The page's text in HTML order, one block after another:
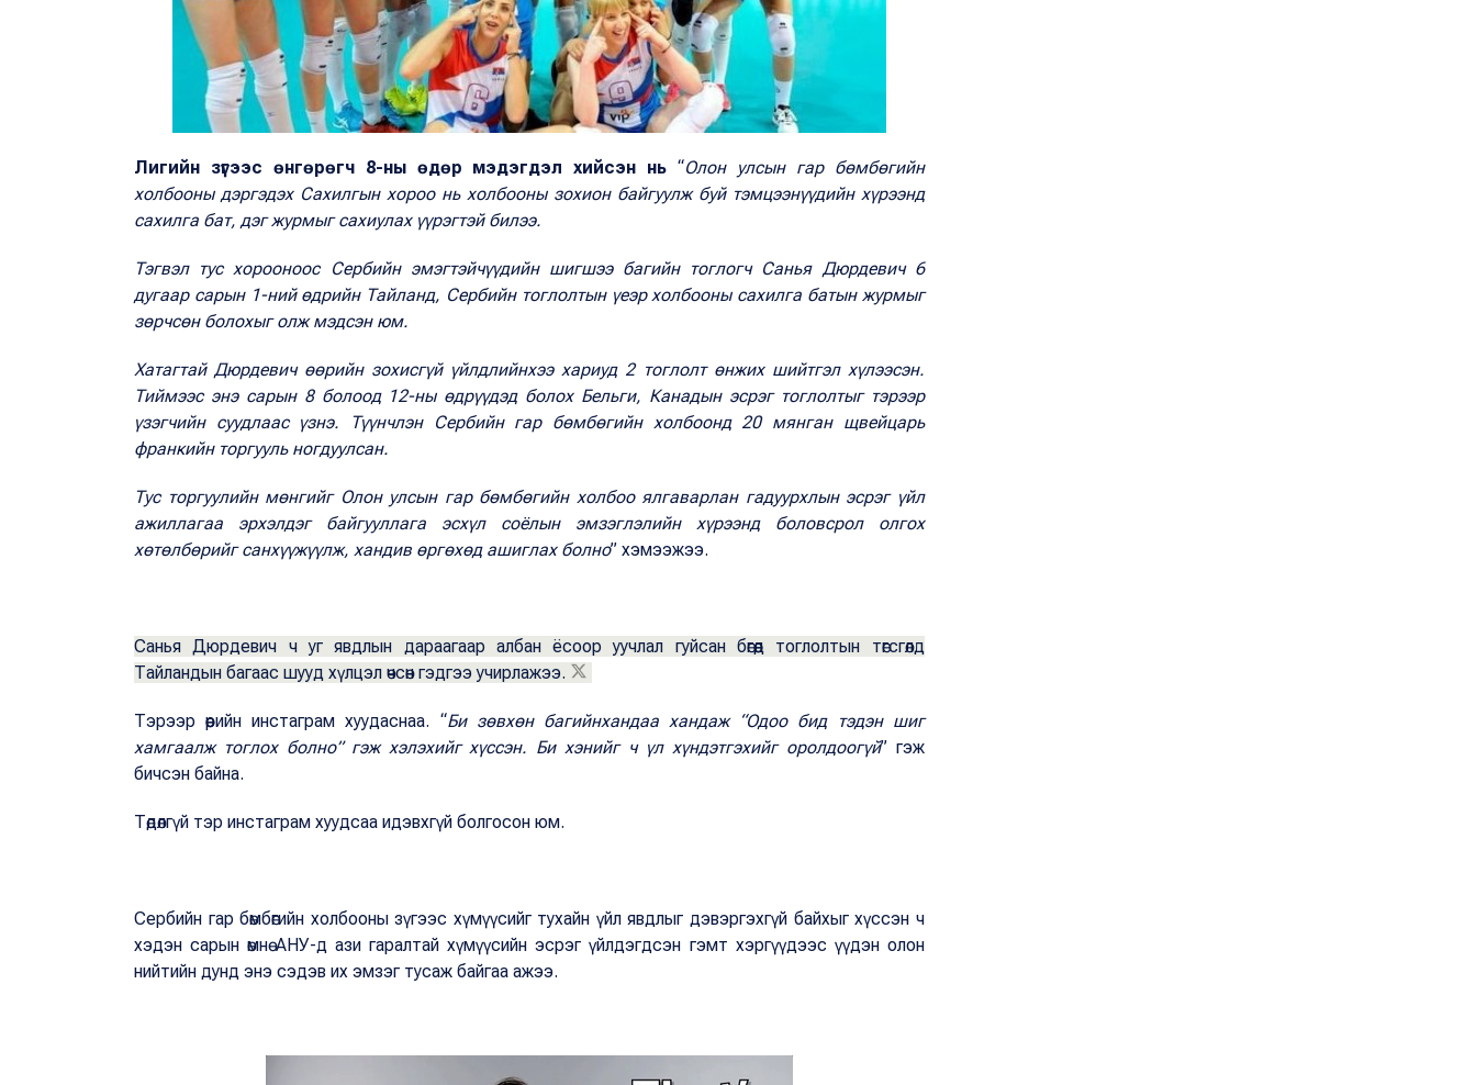
Лигийн зүгээс өнгөрөгч 8-ны өдөр мэдэгдэл хийсэн нь “Олон улсын гар бөмбөгийн
холбооны дэргэдэх Сахилгын хороо нь холбооны зохион байгуулж буй тэмцээнүүдийн хүрээнд
сахилга бат, дэг журмыг сахиулах үүрэгтэй билээ.
Тэгвэл тус хорооноос Сербийн эмэгтэйчүүдийн шигшээ багийн тоглогч Санья Дюрдевич 6
дугаар сарын 1-ний өдрийн Тайланд, Сербийн тоглолтын үеэр холбооны сахилга батын журмыг
зөрчсөн болохыг олж мэдсэн юм.
Хатагтай Дюрдевич өөрийн зохисгүй үйлдлийнхээ хариуд 2 тоглолт өнжих шийтгэл хүлээсэн.
Тиймээс энэ сарын 8 болоод 12-ны өдрүүдэд болох Бельги, Канадын эсрэг тоглолтыг тэрээр
үзэгчийн суудлаас үзнэ. Түүнчлэн Сербийн гар бөмбөгийн холбоонд 20 мянган щвейцарь
франкийн торгууль ногдуулсан.
Тус торгуулийн мөнгийг Олон улсын гар бөмбөгийн холбоо ялгаварлан гадуурхлын эсрэг үйл
ажиллагаа эрхэлдэг байгууллага эсхүл соёлын эмзэглэлийн хүрээнд боловсрол олгох
хөтөлбөрийг санхүүжүүлж, хандив өргөхөд ашиглах болно” хэмээжээ.
Санья Дюрдевич ч уг явдлын дараагаар албан ёсоор уучлал гуйсан бөгөөд тоглолтын төгсгөлд
Тайландын багаас шууд хүлцэл өчсөн гэдгээ учирлажээ.
Тэрээр өөрийн инстаграм хуудаснаа. “Би зөвхөн багийнхандаа хандаж “Одоо бид тэдэн шиг
хамгаалж тоглох болно” гэж хэлэхийг хүссэн. Би хэнийг ч үл хүндэтгэхийг оролдоогүй” гэж
бичсэн байна.
Төдөлгүй тэр инстаграм хуудсаа идэвхгүй болгосон юм.
Сербийн гар бөмбөгийн холбооны зүгээс хүмүүсийг тухайн үйл явдлыг дэвэргэхгүй байхыг хүссэн ч
хэдэн сарын өмнө АНУ-д ази гаралтай хүмүүсийн эсрэг үйлдэгдсэн гэмт хэргүүдээс үүдэн олон
нийтийн дунд энэ сэдэв их эмзэг тусаж байгаа ажээ.